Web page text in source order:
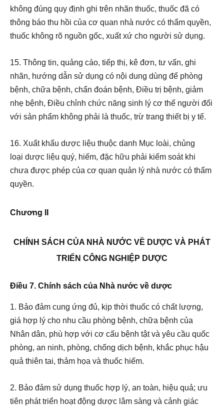
không đúng quy định ghi trên nhãn thuốc, thuốc đã có
thông báo thu hồi của cơ quan nhà nước có thẩm quyền,
thuốc không rõ nguồn gốc, xuất xứ cho người sử dụng.
15. Thông tin, quảng cáo, tiếp thị, kê đơn, tư vấn, ghi
nhãn, hướng dẫn sử dụng có nội dung dùng để phòng
bệnh, chữa bệnh, chẩn đoán bệnh, Điều trị bệnh, giảm
nhẹ bệnh, Điều chỉnh chức năng sinh lý cơ thể người đối
với sản phẩm không phải là thuốc, trừ trang thiết bị y tế.
16. Xuất khẩu dược liệu thuộc danh Mục loài, chủng
loại dược liệu quý, hiếm, đặc hữu phải kiểm soát khi
chưa được phép của cơ quan quản lý nhà nước có thẩm
quyền.
Chương II
CHÍNH SÁCH CỦA NHÀ NƯỚC VỀ DƯỢC VÀ PHÁT
TRIỂN CÔNG NGHIỆP DƯỢC
Điều 7. Chính sách của Nhà nước về dược
1. Bảo đảm cung ứng đủ, kịp thời thuốc có chất lượng,
giá hợp lý cho nhu cầu phòng bệnh, chữa bệnh của
Nhân dân, phù hợp với cơ cấu bệnh tật và yêu cầu quốc
phòng, an ninh, phòng, chống dịch bệnh, khắc phục hậu
quả thiên tai, thảm họa và thuốc hiếm.
2. Bảo đảm sử dụng thuốc hợp lý, an toàn, hiệu quả; ưu
tiên phát triển hoạt động dược lâm sàng và cảnh giác